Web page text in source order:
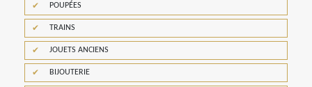
POUPÉES
TRAINS
JOUETS ANCIENS
BIJOUTERIE